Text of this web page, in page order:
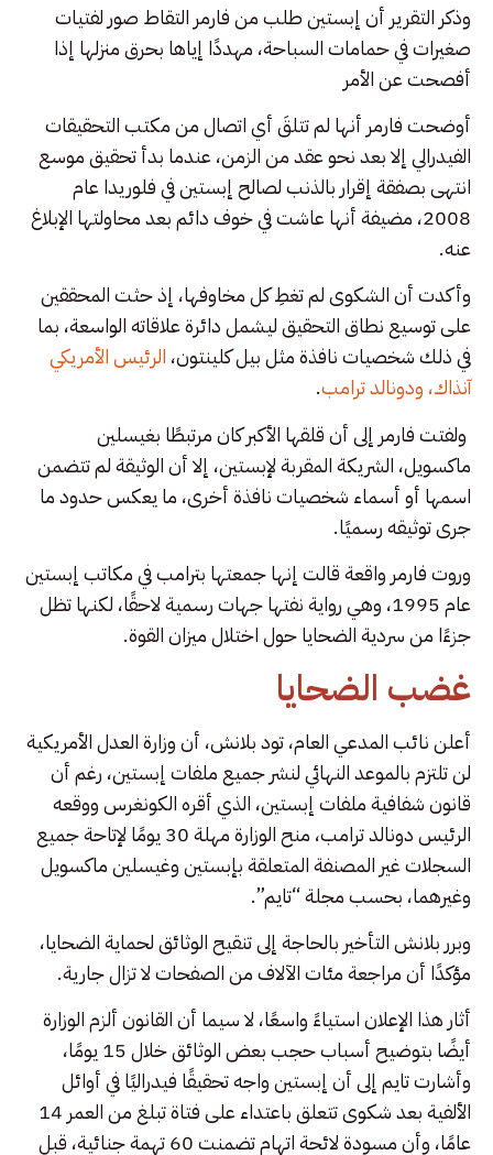
وذكر التقرير أن إبستين طلب من فارمر التقاط صور لفتيات
صغيرات في حمامات السباحة، مهددًا إياها بحرق منزلها إذا
أفصحت عن الأمر
أوضحت فارمر أنها لم تتلقَ أي اتصال من مكتب التحقيقات
الفيدرالي إلا بعد نحو عقد من الزمن، عندما بدأ تحقيق موسع
انتهى بصفقة إقرار بالذنب لصالح إبستين في فلوريدا عام
2008، مضيفة أنها عاشت في خوف دائم بعد محاولتها الإبلاغ
عنه.
وأكدت أن الشكوى لم تغطِ كل مخاوفها، إذ حثت المحققين
على توسيع نطاق التحقيق ليشمل دائرة علاقاته الواسعة، بما
في ذلك شخصيات نافذة مثل بيل كلينتون، الرئيس الأمريكي
آنذاك، ودونالد ترامب.
ولفتت فارمر إلى أن قلقها الأكبر كان مرتبطًا بغيسلين
ماكسويل، الشريكة المقربة لإبستين، إلا أن الوثيقة لم تتضمن
اسمها أو أسماء شخصيات نافذة أخرى، ما يعكس حدود ما
جرى توثيقه رسميًا.
وروت فارمر واقعة قالت إنها جمعتها بترامب في مكاتب إبستين
عام 1995، وهي رواية نفتها جهات رسمية لاحقًا، لكنها تظل
جزءًا من سردية الضحايا حول اختلال ميزان القوة.
غضب الضحايا
أعلن نائب المدعي العام، تود بلانش، أن وزارة العدل الأمريكية
لن تلتزم بالموعد النهائي لنشر جميع ملفات إبستين، رغم أن
قانون شفافية ملفات إبستين، الذي أقره الكونغرس ووقعه
الرئيس دونالد ترامب، منح الوزارة مهلة 30 يومًا لإتاحة جميع
السجلات غير المصنفة المتعلقة بإبستين وغيسلين ماكسويل
وغيرهما، بحسب مجلة “تايم”.
وبرر بلانش التأخير بالحاجة إلى تنقيح الوثائق لحماية الضحايا،
مؤكدًا أن مراجعة مئات الآلاف من الصفحات لا تزال جارية.
أثار هذا الإعلان استياءً واسعًا، لا سيما أن القانون ألزم الوزارة
أيضًا بتوضيح أسباب حجب بعض الوثائق خلال 15 يومًا،
وأشارت تايم إلى أن إبستين واجه تحقيقًا فيدراليًا في أوائل
الألفية بعد شكوى تتعلق باعتداء على فتاة تبلغ من العمر 14
عامًا، وأن مسودة لائحة اتهام تضمنت 60 تهمة جنائية، قبل